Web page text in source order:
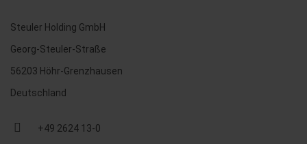
Steuler Holding GmbH
Georg-Steuler-Straße
56203 Höhr-Grenzhausen
Deutschland
+49 2624 13-0